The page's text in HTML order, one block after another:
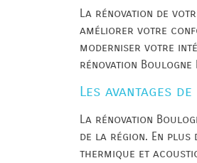
La rénovation de
améliorer votre
moderniser votre
rénovation
Les avantages
La rénovation
de la région. En plus
thermique et